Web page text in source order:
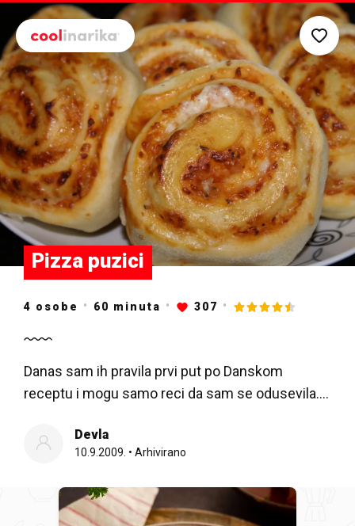
Preskoči na glavni sadržaj
Pizza puzici
4 osobe 60 minuta 307
Danas sam ih pravila prvi put po Danskom
receptu i mogu samo reci da sam se odusevila….
Devla
10.9.2009. • Arhivirano